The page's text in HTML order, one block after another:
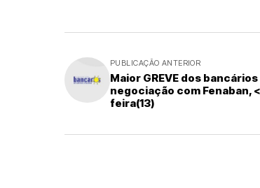
PUBLICAÇÃO ANTERIOR
Maior GREVE dos
negociação com Fenaban,
feira(13)